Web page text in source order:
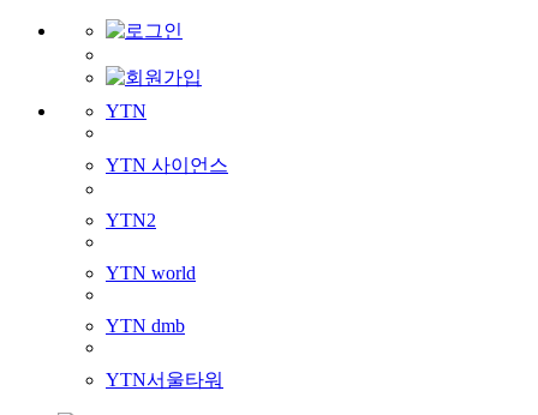
YTN
YTN 사이언스
YTN2
YTN world
YTN dmb
YTN서울타워